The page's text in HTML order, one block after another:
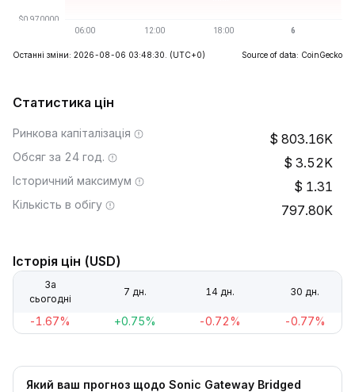
Останні зміни: 2026-08-06 03:48:30. (UTC+0) Source of data: CoinGecko
Статистика цін
Ринкова капіталізація 803.16K
Обсяг за 24 год. 3.52K
Історичний максимум 1.31
Кількість в обігу 797.80K
Історія цін (USD)
За
сьогодні
7 дн. 14 дн. 30 дн.
-1.67% +0.75% -0.72% -0.77%
Який ваш прогноз щодо Sonic Gateway Bridged